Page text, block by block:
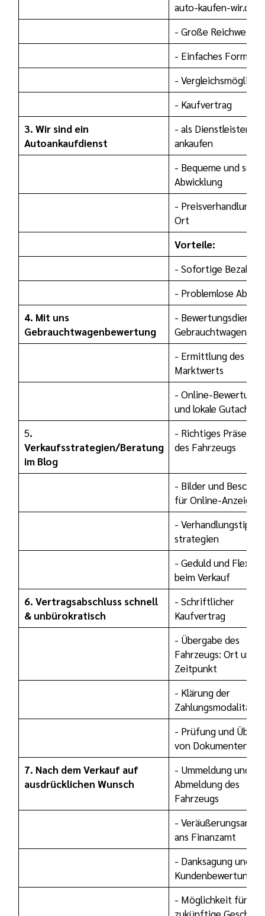
auto-kaufen-wir.de
- Große Reichweite
- Einfaches Formular
-
- Kaufvertrag
3. Wir sind ein
Autoankaufdienst
- als Dienstleister
ankaufen
- Bequeme und
Abwicklung
-
Ort
Vorteile:
- Sofortige
- Problemlose
4. Mit uns
Gebrauchtwagenbewertung
-
Gebrauchtwagen
- Ermittlung des
Marktwerts
- Online-
und lokale Gutachter
5.
Verkaufsstrategien/Beratung
im Blog
- Richtiges
des Fahrzeugs
- Bilder und
für Online-Anzeigen
- Verhandlungstipps
strategien
- Geduld und
beim Verkauf
6. Vertragsabschluss schnell
& unbürokratisch
- Schriftlicher
Kaufvertrag
- Übergabe des
Fahrzeugs: Ort und
Zeitpunkt
- Klärung der
Zahlungsmodalitäten
- Prüfung und
von Dokumenten
7. Nach dem Verkauf auf
ausdrücklichen Wunsch
- Ummeldung und
Abmeldung des
Fahrzeugs
-
ans Finanzamt
- Danksagung und
Kundenbewertung
- Möglichkeit für